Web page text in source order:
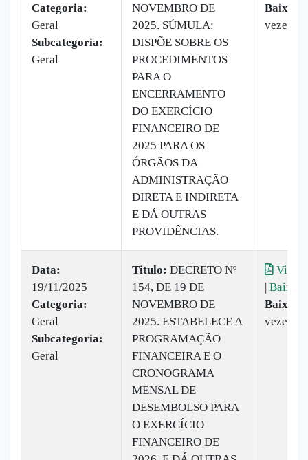
Categoria:
Geral
Subcategoria:
Geral
NOVEMBRO DE
2025. SÚMULA:
DISPÕE SOBRE OS
PROCEDIMENTOS
PARA O
ENCERRAMENTO
DO EXERCÍCIO
FINANCEIRO DE
2025 PARA OS
ÓRGÃOS DA
ADMINISTRAÇÃO
DIRETA E INDIRETA
E DÁ OUTRAS
PROVIDÊNCIAS.
vezes
Data:
19/11/2025
Categoria:
Geral
Subcategoria:
Geral
Titulo: DECRETO Nº
154, DE 19 DE
NOVEMBRO DE
2025. ESTABELECE A
PROGRAMAÇÃO
FINANCEIRA E O
CRONOGRAMA
MENSAL DE
DESEMBOLSO PARA
O EXERCÍCIO
FINANCEIRO DE
| Baixar
vezes